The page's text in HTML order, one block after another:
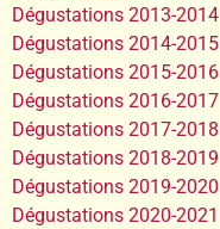
Dégustations 2013-2014
Dégustations 2014-2015
Dégustations 2015-2016
Dégustations 2016-2017
Dégustations 2017-2018
Dégustations 2018-2019
Dégustations 2019-2020
Dégustations 2020-2021